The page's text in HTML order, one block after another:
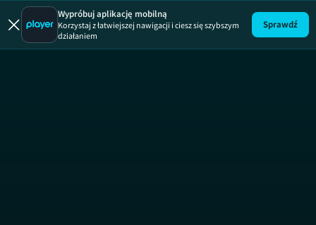
Fani
Wypróbuj aplikację mobilną
Korzystaj z łatwiejszej nawigacji i ciesz się szybszym
działaniem
Sprawdź